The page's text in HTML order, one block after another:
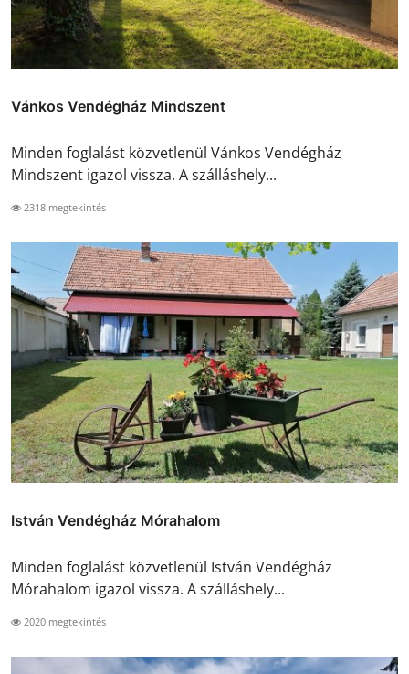
Vánkos Vendégház Mindszent
Minden foglalást közvetlenül Vánkos Vendégház
Mindszent igazol vissza. A szálláshely...
2318 megtekintés
István Vendégház Mórahalom
Minden foglalást közvetlenül István Vendégház
Mórahalom igazol vissza. A szálláshely...
2020 megtekintés